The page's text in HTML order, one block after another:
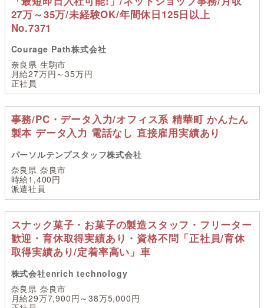
27万～35万/未経験OK/年間休日125日以上
No.7371
Courage Path株式会社
奈良県 生駒市
月給27万円～35万円
正社員
事務/PC・データ入力/オフィス系 精華町 かんたん
製本 データ入力 電話なし 直接雇用実績あり
パーソルテンプスタッフ株式会社
奈良県 奈良市
時給1,400円
派遣社員
スナック菓子・お菓子の製造スタッフ・フリーター
歓迎・育休取得実績あり・資格不問「正社員/育休
取得実績あり/定着率高い」車
株式会社enrich technology
奈良県 奈良市
月給29万7,900円～38万5,000円